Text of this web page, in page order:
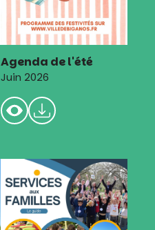
Agenda de l'été
Juin 2026